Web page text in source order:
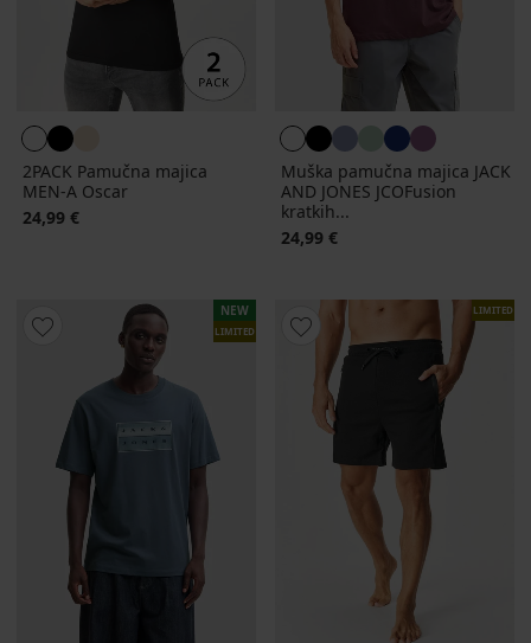
2PACK Pamučna majica
MEN-A Oscar
24,99 €
Muška pamučna majica JACK
AND JONES JCOFusion
kratkih...
24,99 €
NEW
LIMITED
LIMITED